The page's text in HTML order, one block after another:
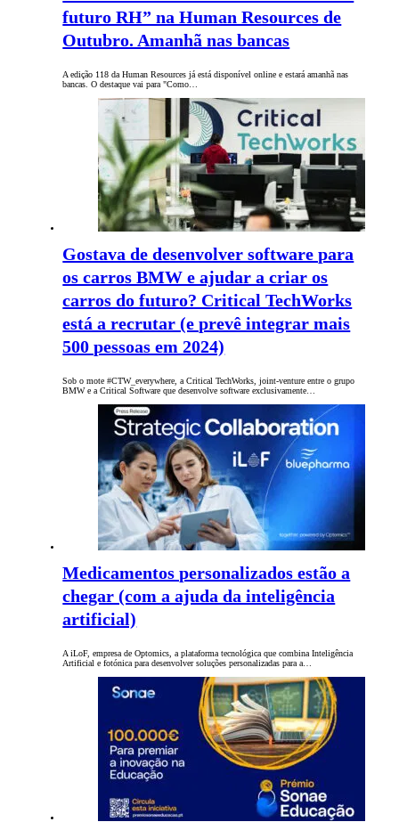
futuro RH” na Human Resources de
Outubro. Amanhã nas bancas
A edição 118 da Human Resources já está disponível online e estará amanhã nas
bancas. O destaque vai para "Como…
Gostava de desenvolver software para
os carros BMW e ajudar a criar os
carros do futuro? Critical TechWorks
está a recrutar (e prevê integrar mais
500 pessoas em 2024)
Sob o mote #CTW_everywhere, a Critical TechWorks, joint-venture entre o grupo
BMW e a Critical Software que desenvolve software exclusivamente…
Medicamentos personalizados estão a
chegar (com a ajuda da inteligência
artificial)
A iLoF, empresa de Optomics, a plataforma tecnológica que combina Inteligência
Artificial e fotónica para desenvolver soluções personalizadas para a…